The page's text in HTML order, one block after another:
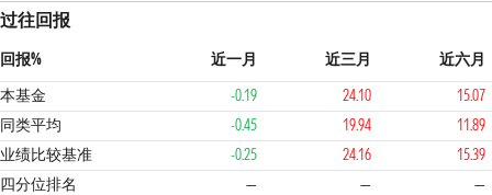
过往回报
回报% 近一月 近三月
近六月
本基金
-0.19 24.10
15.07
同类平均
-0.45 19.94
11.89
业绩比较基准
-0.25 24.16
15.39
四分位排名
— — —
3